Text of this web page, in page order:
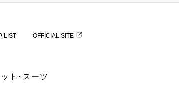
LIST OFFICIAL SITE
ト･スーツ